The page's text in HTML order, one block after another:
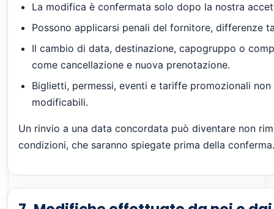
La modifica è confermata solo dopo la nostra
Possono applicarsi penali del fornitore, differenze
Il cambio di data, destinazione, capogruppo o
come cancellazione e nuova prenotazione.
Biglietti, permessi, eventi e tariffe promozionali
modificabili.
Un rinvio a una data concordata può diventare non
condizioni, che saranno spiegate prima della conferma.